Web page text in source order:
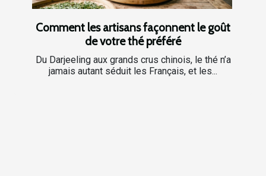
Comment les artisans façonnent le goût
de votre thé préféré
Du Darjeeling aux grands crus chinois, le thé n’a
jamais autant séduit les Français, et les...